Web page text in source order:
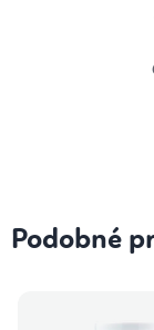
Podobné